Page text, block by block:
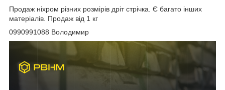
Продаж ніхром різних розмірів дріт стрічка. Є багато інших
матеріалів. Продаж від 1 кг
0990991088 Володимир